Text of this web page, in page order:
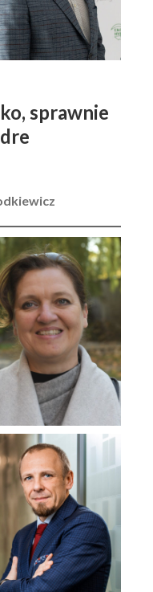
sprawnie